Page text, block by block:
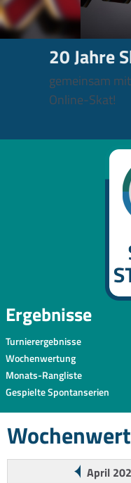
20 Jahre
gemeinsam
Online-Skat!
Ergebnisse
Turnierergebnisse
Wochenwertung
Monats-Rangliste
Gespielte Spontanserien
April